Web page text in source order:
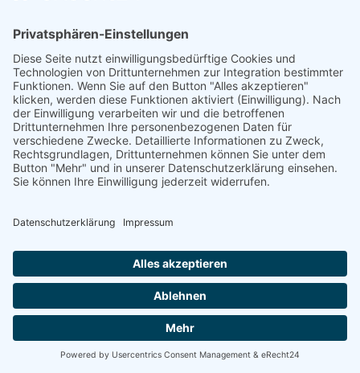
SEO-Agentur-Online-Marketing-Webdesign.de
unbezahlbar
Bonus 5